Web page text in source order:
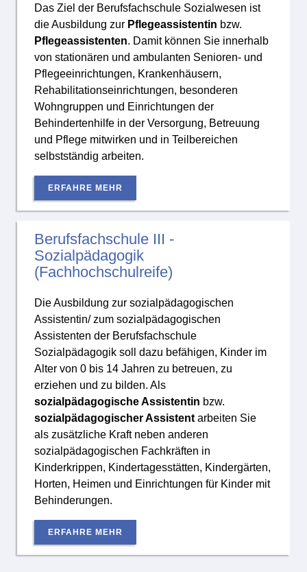
Das Ziel der Berufsfachschule Sozialwesen ist
die Ausbildung zur Pflegeassistentin bzw.
Pflegeassistenten. Damit können Sie innerhalb
von stationären und ambulanten Senioren- und
Pflegeeinrichtungen, Krankenhäusern,
Rehabilitationseinrichtungen, besonderen
Wohngruppen und Einrichtungen der
Behindertenhilfe in der Versorgung, Betreuung
und Pflege mitwirken und in Teilbereichen
selbstständig arbeiten.
ERFAHRE MEHR
Berufsfachschule III -
Sozialpädagogik
(Fachhochschulreife)
Die Ausbildung zur sozialpädagogischen
Assistentin/ zum sozialpädagogischen
Assistenten der Berufsfachschule
Sozialpädagogik soll dazu befähigen, Kinder im
Alter von 0 bis 14 Jahren zu betreuen, zu
erziehen und zu bilden. Als
sozialpädagogische Assistentin bzw.
sozialpädagogischer Assistent arbeiten Sie
als zusätzliche Kraft neben anderen
sozialpädagogischen Fachkräften in
Kinderkrippen, Kindertagesstätten, Kindergärten,
Horten, Heimen und Einrichtungen für Kinder mit
Behinderungen.
ERFAHRE MEHR